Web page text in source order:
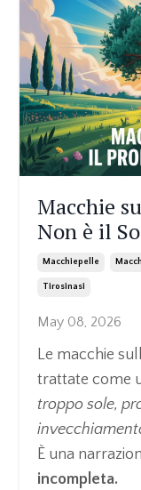
Macchie
Non è il
Macchiepelle
Tirosinasi
May 08, 2026
Le macchie
trattate come
troppo sole,
È una
incompleta.